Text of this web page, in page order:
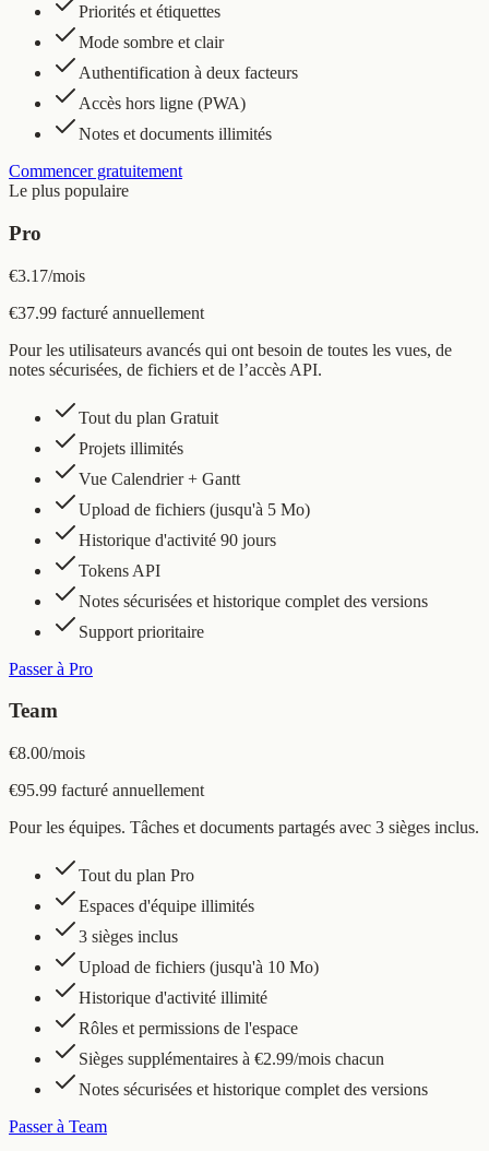
Priorités et étiquettes
Mode sombre et clair
Authentification à deux facteurs
Accès hors ligne (PWA)
Notes et documents illimités
Commencer gratuitement
Le plus populaire
Pro
€3.17/mois
€37.99 facturé annuellement
Pour les utilisateurs avancés qui ont besoin de toutes les vues, de
notes sécurisées, de fichiers et de l’accès API.
Tout du plan Gratuit
Projets illimités
Vue Calendrier + Gantt
Upload de fichiers (jusqu'à 5 Mo)
Historique d'activité 90 jours
Tokens API
Notes sécurisées et historique complet des versions
Support prioritaire
Passer à Pro
Team
€8.00/mois
€95.99 facturé annuellement
Pour les équipes. Tâches et documents partagés avec 3 sièges inclus.
Tout du plan Pro
Espaces d'équipe illimités
3 sièges inclus
Upload de fichiers (jusqu'à 10 Mo)
Historique d'activité illimité
Rôles et permissions de l'espace
Sièges supplémentaires à €2.99/mois chacun
Notes sécurisées et historique complet des versions
Passer à Team